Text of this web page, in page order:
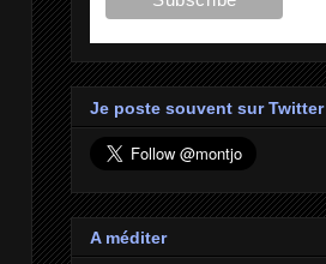
Je poste souvent sur Twitter
A méditer